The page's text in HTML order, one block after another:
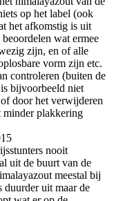
op het label (ook
het afkomstig is uit
wat ermee
zijn, en of alle
vorm zijn etc.
controleren (buiten de
bijvoorbeeld niet
door het verwijderen
minder plakkering
nooit
uit de buurt van de
meestal bij
duurder uit maar de